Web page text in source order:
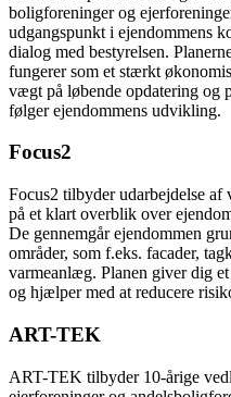
boligforeninger og
udgangspunkt i ejendommens
dialog med bestyrelsen.
fungerer som et stærkt
vægt på løbende opdatering og
følger ejendommens udvikling.
Focus2
Focus2 tilbyder udarbejdelse af
på et klart overblik over
De gennemgår ejendommen
områder, som f.eks. facader,
varmeanlæg. Planen giver dig
og hjælper med at reducere
ART-TEK
ART-TEK tilbyder 10-årige